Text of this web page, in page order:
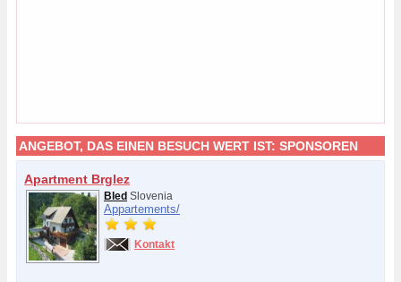
ANGEBOT, DAS EINEN BESUCH WERT IST: SPONSOREN
Apartment Brglez
Bled Slovenia
Appartements/
Kontakt